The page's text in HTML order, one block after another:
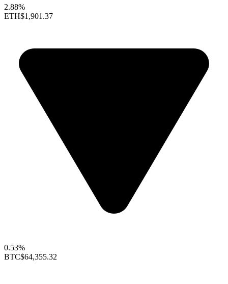
2.88%
ETH$1,901.37
0.53%
BTC$64,355.32